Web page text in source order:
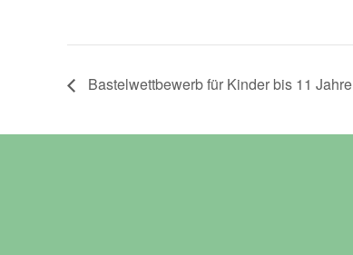
Bastelwettbewerb für Kinder bis 11 Jahre